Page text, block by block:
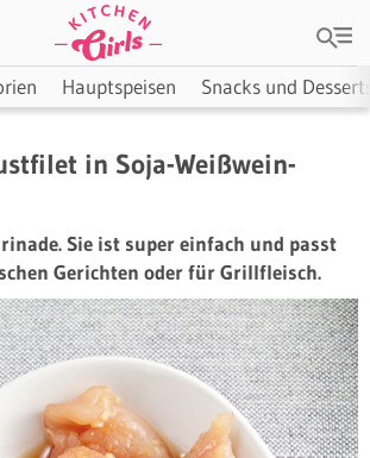
Hauptspeisen Snacks und
in Soja-Weißwein-
Sie ist super einfach und passt
Gerichten oder für Grillfleisch.